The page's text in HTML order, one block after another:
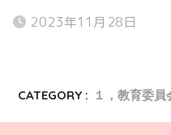
2023年11月28日
CATEGORY : １，教育委